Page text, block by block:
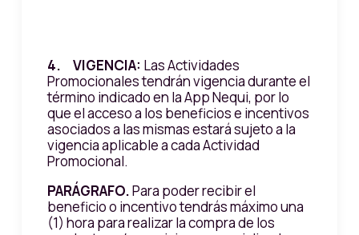
4. VIGENCIA: Las Actividades
Promocionales tendrán vigencia durante el
término indicado en la App Nequi, por lo
que el acceso a los beneficios e incentivos
asociados a las mismas estará sujeto a la
vigencia aplicable a cada Actividad
Promocional.
PARÁGRAFO.Para poder recibir el
beneficio o incentivo tendrás máximo una
(1) hora para realizar la compra de los